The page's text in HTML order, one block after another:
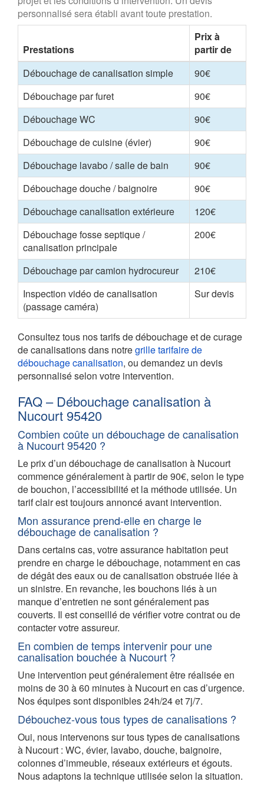
personnalisé sera établi avant toute prestation.
Prestations
Prix à
partir de
Débouchage de canalisation simple
90€
Débouchage par furet
90€
Débouchage WC
90€
Débouchage de cuisine (évier)
90€
Débouchage lavabo / salle de bain
90€
Débouchage douche / baignoire
90€
Débouchage canalisation extérieure
120€
Débouchage fosse septique /
canalisation principale
200€
Débouchage par camion hydrocureur
210€
Inspection vidéo de canalisation
(passage caméra)
Sur devis
Consultez tous nos tarifs de débouchage et de curage
de canalisations dans notregrille tarifaire de
débouchage canalisation, ou demandez un devis
personnalisé selon votre intervention.
FAQ – Débouchage canalisation à
Nucourt 95420
Combien coûte un débouchage de canalisation
à Nucourt 95420 ?
Le prix d’un débouchage de canalisation à Nucourt
commence généralement à partir de 90€, selon le type
de bouchon, l’accessibilité et la méthode utilisée. Un
tarif clair est toujours annoncé avant intervention.
Mon assurance prend-elle en charge le
débouchage de canalisation ?
Dans certains cas, votre assurance habitation peut
prendre en charge le débouchage, notamment en cas
de dégât des eaux ou de canalisation obstruée liée à
un sinistre. En revanche, les bouchons liés à un
manque d’entretien ne sont généralement pas
couverts. Il est conseillé de vérifier votre contrat ou de
contacter votre assureur.
En combien de temps intervenir pour une
canalisation bouchée à Nucourt ?
Une intervention peut généralement être réalisée en
moins de 30 à 60 minutes à Nucourt en cas d’urgence.
Nos équipes sont disponibles 24h/24 et 7j/7.
Débouchez-vous tous types de canalisations ?
Oui, nous intervenons sur tous types de canalisations
à Nucourt : WC, évier, lavabo, douche, baignoire,
colonnes d’immeuble, réseaux extérieurs et égouts.
Nous adaptons la technique utilisée selon la situation.